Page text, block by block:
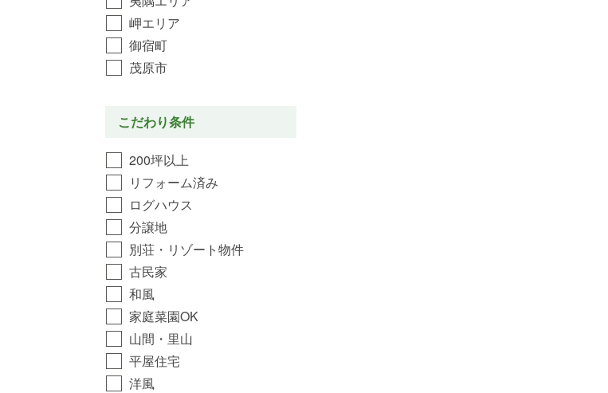
岬エリア
御宿町
茂原市
こだわり条件
200坪以上
リフォーム済み
ログハウス
分譲地
別荘・リゾート物件
古民家
和風
家庭菜園OK
山間・里山
平屋住宅
洋風